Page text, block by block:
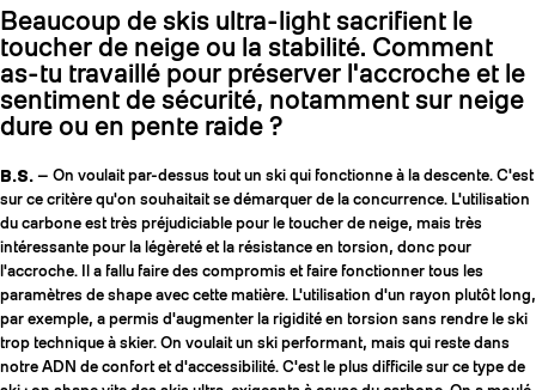
Beaucoup de skis ultra-light sacrifient le
toucher de neige ou la stabilité. Comment
as-tu travaillé pour préserver l'accroche et le
sentiment de sécurité, notamment sur neige
dure ou en pente raide ?
B.S. — On voulait par-dessus tout un ski qui fonctionne à la descente. C'est
sur ce critère qu'on souhaitait se démarquer de la concurrence. L'utilisation
du carbone est très préjudiciable pour le toucher de neige, mais très
intéressante pour la légèreté et la résistance en torsion, donc pour
l'accroche. Il a fallu faire des compromis et faire fonctionner tous les
paramètres de shape avec cette matière. L'utilisation d'un rayon plutôt long,
par exemple, a permis d'augmenter la rigidité en torsion sans rendre le ski
trop technique à skier. On voulait un ski performant, mais qui reste dans
notre ADN de confort et d'accessibilité. C'est le plus difficile sur ce type de